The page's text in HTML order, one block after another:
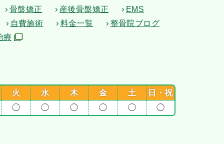
骨盤矯正 産後骨盤矯正
EMS
自費施術 料金一覧
整骨院ブログ
療
火 水 木 金 土
日・祝
◯ ◯ ◯ ◯ ◯ ◯